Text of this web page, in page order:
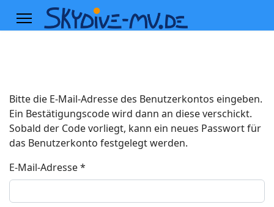
Bitte die E-Mail-Adresse des Benutzerkontos eingeben.
Ein Bestätigungscode wird dann an diese verschickt.
Sobald der Code vorliegt, kann ein neues Passwort für
das Benutzerkonto festgelegt werden.
E-Mail-Adresse*